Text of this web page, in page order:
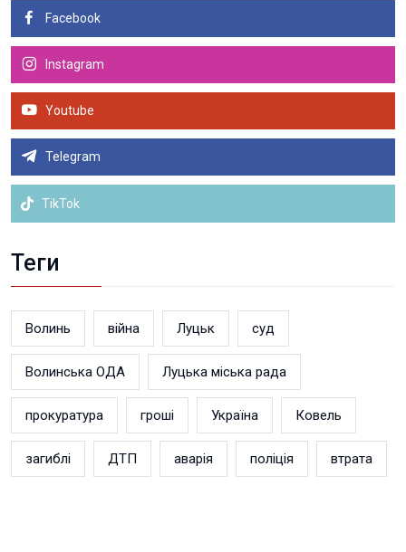
Facebook
Instagram
Youtube
Telegram
TikTok
Теги
Волинь війна Луцьк суд
Волинська ОДА Луцька міська рада
прокуратура гроші Україна Ковель
загиблі ДТП аварія поліція втрата